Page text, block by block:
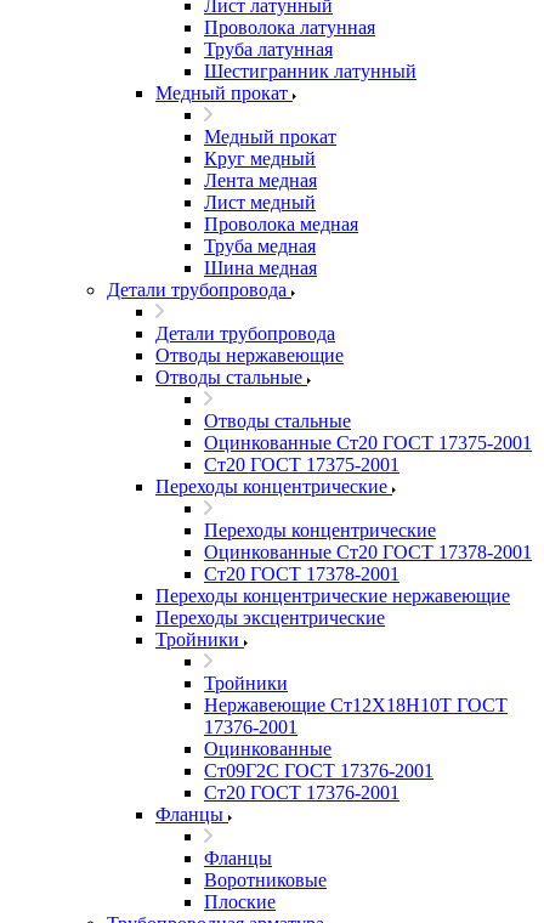
Лист латунный
Проволока латунная
Труба латунная
Шестигранник латунный
Медный прокат
Медный прокат
Круг медный
Лента медная
Лист медный
Проволока медная
Труба медная
Шина медная
Детали трубопровода
Детали трубопровода
Отводы нержавеющие
Отводы стальные
Отводы стальные
Оцинкованные Ст20 ГОСТ 17375-2001
Ст20 ГОСТ 17375-2001
Переходы концентрические
Переходы концентрические
Оцинкованные Ст20 ГОСТ 17378-2001
Ст20 ГОСТ 17378-2001
Переходы концентрические нержавеющие
Переходы эксцентрические
Тройники
Тройники
Нержавеющие Ст12Х18Н10Т ГОСТ
17376-2001
Оцинкованные
Ст09Г2С ГОСТ 17376-2001
Ст20 ГОСТ 17376-2001
Фланцы
Фланцы
Воротниковые
Плоские